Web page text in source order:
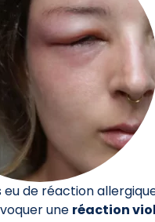
eu de réaction
une réaction